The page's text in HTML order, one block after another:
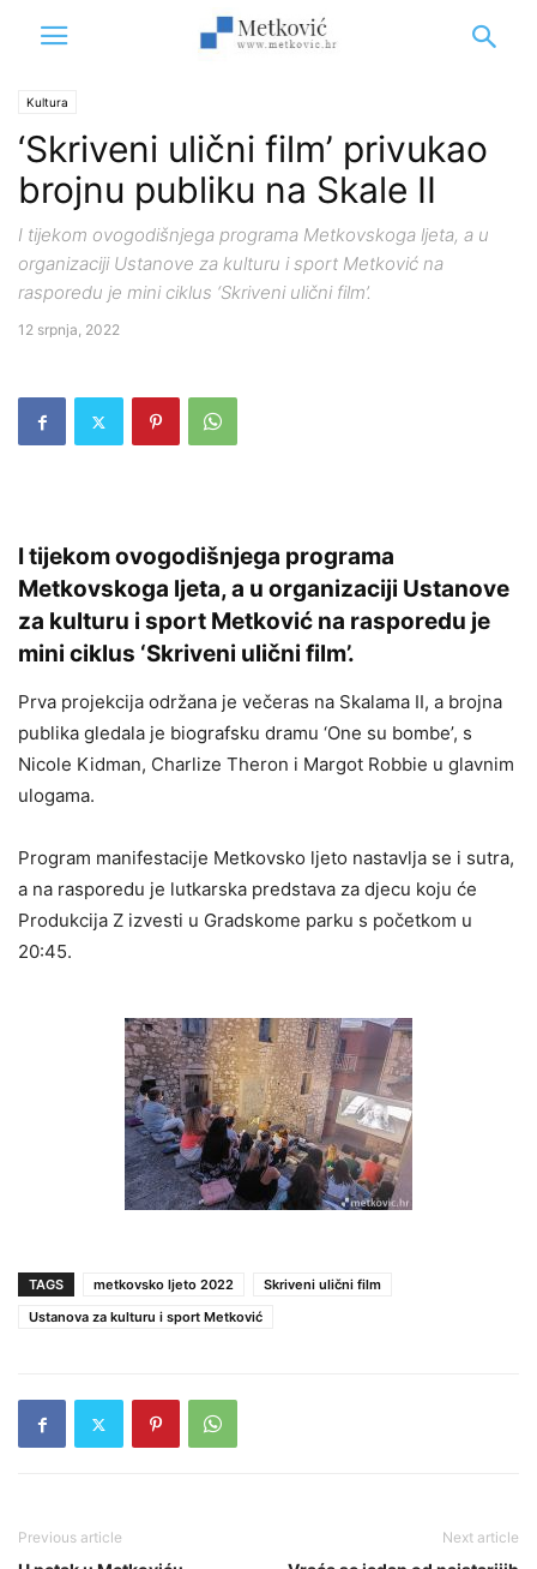
Kultura
‘Skriveni ulični film’ privukao
brojnu publiku na Skale II
I tijekom ovogodišnjega programa Metkovskoga ljeta, a u
organizaciji Ustanove za kulturu i sport Metković na
rasporedu je mini ciklus ‘Skriveni ulični film’.
12 srpnja, 2022
I tijekom ovogodišnjega programa
Metkovskoga ljeta, a u organizaciji Ustanove
za kulturu i sport Metković na rasporedu je
mini ciklus ‘Skriveni ulični film’.
Prva projekcija održana je večeras na Skalama II, a brojna
publika gledala je biografsku dramu ‘One su bombe’, s
Nicole Kidman, Charlize Theron i Margot Robbie u glavnim
ulogama.
Program manifestacije Metkovsko ljeto nastavlja se i sutra,
a na rasporedu je lutkarska predstava za djecu koju će
Produkcija Z izvesti u Gradskome parku s početkom u
20:45.
TAGS metkovsko ljeto 2022
Skriveni ulični film
Ustanova za kulturu i sport Metković
Previous article Next article